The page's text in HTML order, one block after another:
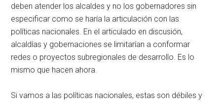
deben atender los alcaldes y no los gobernadores sin
especificar como se haría la articulación con las
políticas nacionales. En el articulado en discusión,
alcaldías y gobernaciones se limitarían a conformar
redes o proyectos subregionales de desarrollo. Es lo
mismo que hacen ahora.
Si vamos a las políticas nacionales, estas son débiles y